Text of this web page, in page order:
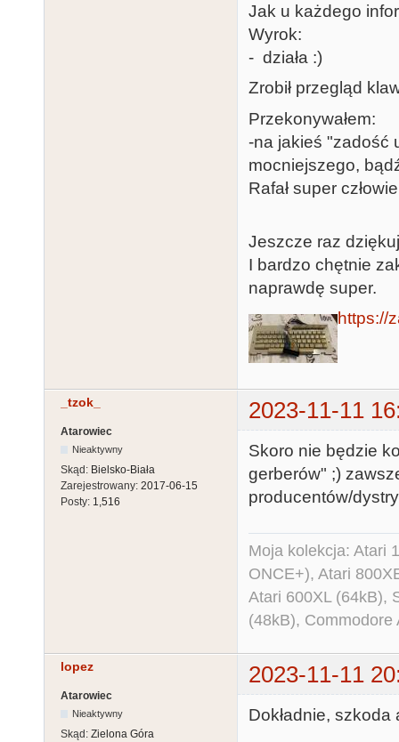
Jak u każdego
Wyrok:
- działa :)
Zrobił przegląd
Przekonywałem:
-na jakieś "zadość
mocniejszego,
Rafał super
Jeszcze raz
I bardzo chętnie
naprawdę super.
https://
_tzok_ 2023-11-11
Atarowiec
Nieaktywny
Skąd: Bielsko-Biała
Zarejestrowany: 2017-06-15
Posty: 1,516
Skoro nie będzie
gerberów" ;)
producentów/
Moja kolekcja: Atari
ONCE+), Atari
Atari 600XL (64kB),
(48kB),
lopez 2023-11-11
Atarowiec
Nieaktywny
Skąd: Zielona Góra
Dokładnie,